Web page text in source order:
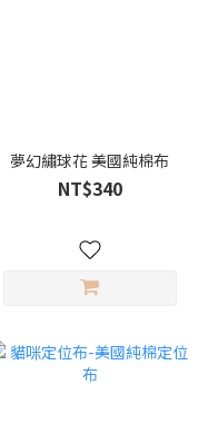
夢幻繡球花 美國純棉布
NT$340